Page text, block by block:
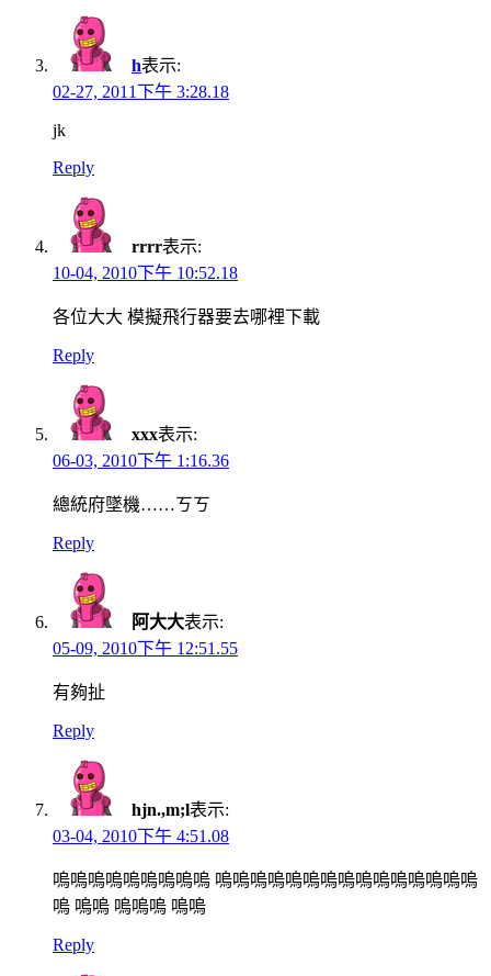
h表示:
02-27, 2011下午 3:28.18
jk
Reply
rrrr表示:
10-04, 2010下午 10:52.18
各位大大 模擬飛行器要去哪裡下載
Reply
xxx表示:
06-03, 2010下午 1:16.36
總統府墜機……ㄎㄎ
Reply
阿大大表示:
05-09, 2010下午 12:51.55
有夠扯
Reply
hjn.,m;l表示:
03-04, 2010下午 4:51.08
嗚嗚嗚嗚嗚嗚嗚嗚嗚 嗚嗚嗚嗚嗚嗚嗚嗚嗚嗚嗚嗚嗚嗚嗚
嗚 嗚嗚 嗚嗚嗚 嗚嗚
Reply